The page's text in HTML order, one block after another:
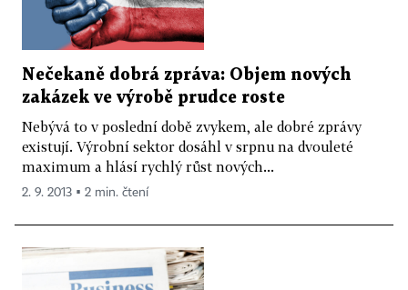
Nečekaně dobrá zpráva: Objem nových
zakázek ve výrobě prudce roste
Nebývá to v poslední době zvykem, ale dobré zprávy
existují. Výrobní sektor dosáhl v srpnu na dvouleté
maximum a hlásí rychlý růst nových...
2. 9. 2013 ▪ 2 min. čtení